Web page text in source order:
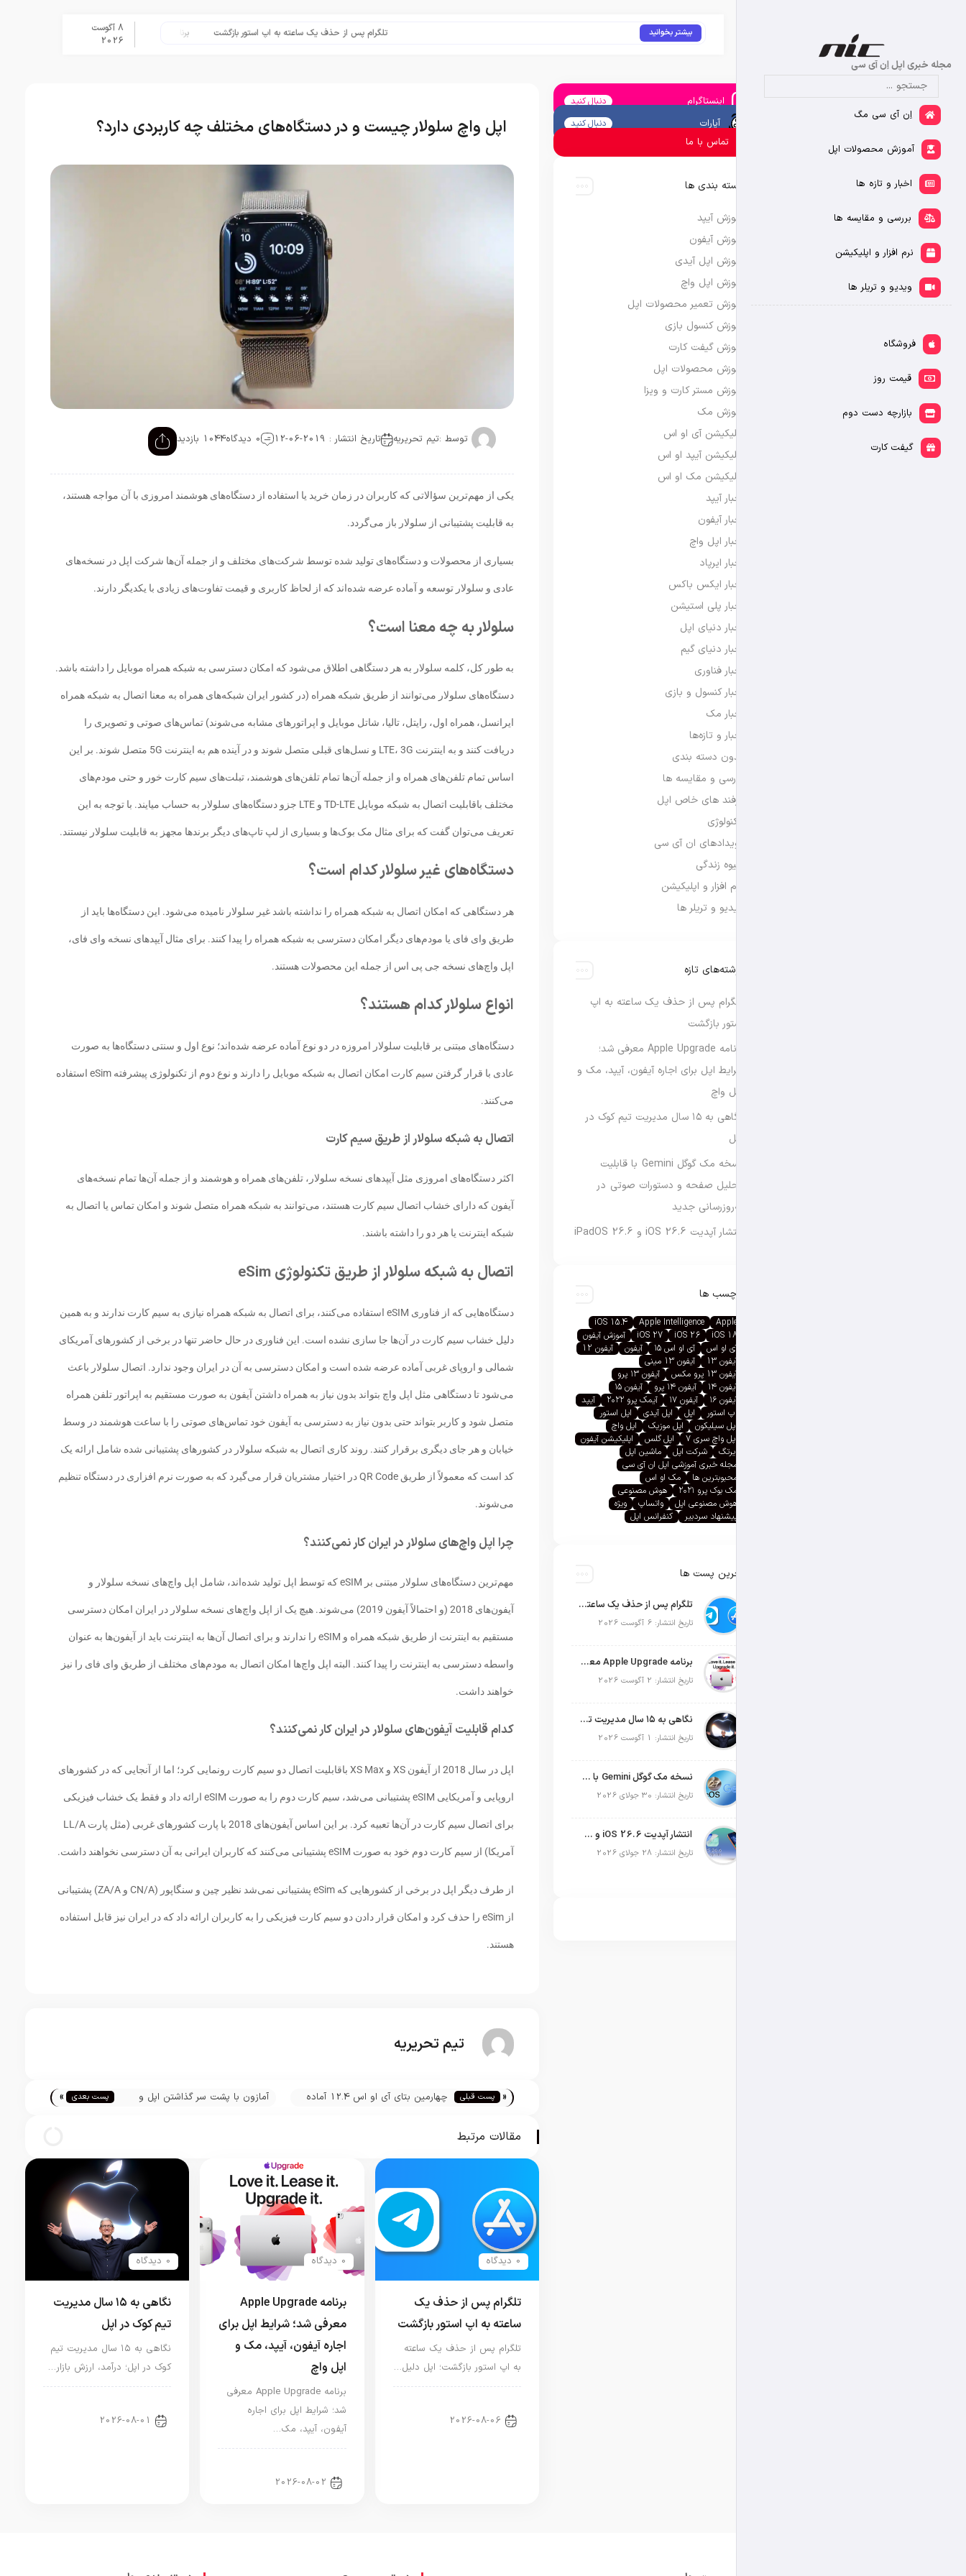
مجله خبری اپل اِن آی سی
اِن آی سی مگ
آموزش محصولات اپل
اخبار و تازه ها
بررسی و مقایسه ها
نرم افزار و اپلیکیشن
ویدیو و تریلر ها
فروشگاه
قیمت روز
بازارچه دست دوم
گیفت کارت
بیشتر بخوانید تلگرام پس از حذف یک ساعته به اپ استور بازگشت برنامه Apple Upgrade معرفی شد؛ شرایط اپل برای اجاره آیفون، آیپد، مک و اپل واچ
8 آگوست
2026
اپل واچ سلولار چیست و در دستگاه‌های مختلف چه کاربردی دارد؟
توسط :تیم تحریریه تاریخ انتشار : 2019-06-12 0 دیدگاه 1044 بازدید
یکی از مهم‌ترین سؤالاتی که کاربران در زمان خرید یا استفاده از دستگاه‌های هوشمند امروزی با آن مواجه هستند،
به قابلیت پشتیبانی از سلولار باز می‌گردد.
بسیاری از محصولات و دستگاه‌های تولید شده توسط شرکت‌های مختلف و از جمله آن‌ها شرکت اپل در نسخه‌های
عادی و سلولار توسعه و آماده عرضه شده‌اند که از لحاظ کاربری و قیمت تفاوت‌های زیادی با یکدیگر دارند.
سلولار به چه معنا است؟
به طور کل، کلمه سلولار به هر دستگاهی اطلاق می‌شود که امکان دسترسی به شبکه همراه موبایل را داشته باشد.
دستگاه‌های سلولار می‌توانند از طریق شبکه همراه (در کشور ایران شبکه‌های همراه به معنا اتصال به شبکه همراه
ایرانسل، همراه اول، رایتل، تالیا، شاتل موبایل و اپراتورهای مشابه می‌شوند) تماس‌های صوتی و تصویری را
دریافت کنند و به اینترنت LTE، 3G و نسل‌های قبلی متصل شوند و در آینده هم به اینترنت 5G متصل شوند. بر این
اساس تمام تلفن‌های همراه و از جمله آن‌ها تمام تلفن‌های هوشمند، تبلت‌های سیم کارت خور و حتی مودم‌های
مختلف باقابلیت اتصال به شبکه موبایل TD-LTE و LTE جزو دستگاه‌های سلولار به حساب میایند. با توجه به این
تعریف می‌توان گفت که برای مثال مک بوک‌ها و بسیاری از لپ تاپ‌های دیگر برندها مجهز به قابلیت سلولار نیستند.
دستگاه‌های غیر سلولار کدام است؟
هر دستگاهی که امکان اتصال به شبکه همراه را نداشته باشد غیر سلولار نامیده می‌شود. این دستگاه‌ها باید از
طریق وای فای یا مودم‌های دیگر امکان دسترسی به شبکه همراه را پیدا کنند. برای مثال آیپدهای نسخه وای فای،
اپل واچ‌های نسخه جی پی اس از جمله این محصولات هستند.
انواع سلولار کدام هستند؟
دستگاه‌های مبتنی بر قابلیت سلولار امروزه در دو نوع آماده عرضه شده‌اند؛ نوع اول و سنتی دستگاه‌ها به صورت
عادی با قرار گرفتن سیم کارت امکان اتصال به شبکه موبایل را دارند و نوع دوم از تکنولوژی پیشرفته eSim استفاده
می‌کنند.
اتصال به شبکه سلولار از طریق سیم کارت
اکثر دستگاه‌های امروزی مثل آیپدهای نسخه سلولار، تلفن‌های همراه و هوشمند و از جمله آن‌ها تمام نسخه‌های
آیفون که دارای خشاب اتصال سیم کارت هستند، می‌توانند به شبکه همراه متصل شوند و امکان تماس یا اتصال به
شبکه اینترنت یا هر دو را داشته باشند.
اتصال به شبکه سلولار از طریق تکنولوژی eSim
دستگاه‌هایی که از فناوری eSIM استفاده می‌کنند، برای اتصال به شبکه همراه نیازی به سیم کارت ندارند و به همین
دلیل خشاب سیم کارت در آن‌ها جا سازی نشده است. این فناوری در حال حاضر تنها در برخی از کشورهای آمریکای
شمالی و اروپای غربی آماده عرضه شده است و امکان دسترسی به آن در ایران وجود ندارد. اتصال سلولار باعث
می‌شود تا دستگاهی مثل اپل واچ بتواند بدون نیاز به همراه داشتن آیفون به صورت مستقیم به اپراتور تلفن همراه
متصل شود و کاربر بتواند حتی بدون نیاز به دسترسی به آیفون خود تماس‌های صوتی را با ساعت هوشمند در وسط
خیابان و هر جای دیگری برقرار کنند. روند کاری اتصال به شبکه سلولار در کشورهای پشتیبانی شده شامل ارائه یک
کد است که معمولاً از طریق QR Code در اختیار مشتریان قرار می‌گیرد که به صورت نرم افزاری در دستگاه تنظیم
می‌شوند.
چرا اپل واچ‌های سلولار در ایران کار نمی‌کنند؟
مهم‌ترین دستگاه‌های سلولار مبتنی بر eSIM که توسط اپل تولید شده‌اند، شامل اپل واچ‌های نسخه سلولار و
آیفون‌های 2018 (و احتمالاً آیفون 2019) می‌شوند. هیچ یک از اپل واچ‌های نسخه سلولار در ایران امکان دسترسی
مستقیم به اینترنت از طریق شبکه همراه و eSIM را ندارند و برای اتصال آن‌ها به اینترنت باید از آیفون‌ها به عنوان
واسطه دسترسی به اینترنت را پیدا کنند. البته اپل واچ‌ها امکان اتصال به مودم‌های مختلف از طریق وای فای را نیز
خواهند داشت.
کدام قابلیت آیفون‌های سلولار در ایران کار نمی‌کنند؟
اپل در سال 2018 از آیفون XS و XS Max باقابلیت اتصال دو سیم کارت رونمایی کرد؛ اما از آنجایی که در کشورهای
اروپایی و آمریکایی eSIM پشتیبانی می‌شد، سیم کارت دوم را به صورت eSIM ارائه داد و فقط یک خشاب فیزیکی
برای اتصال سیم کارت در آن‌ها تعبیه کرد. بر این اساس آیفون‌های 2018 با پارت کشورهای غربی (مثل پارت LL/A
آمریکا) از سیم کارت دوم خود به صورت eSIM پشتیبانی می‌کنند که کاربران ایرانی به آن دسترسی نخواهند داشت.
از طرف دیگر اپل در برخی از کشورهایی که eSim پشتیبانی نمی‌شد نظیر چین و سنگاپور (CN/A و ZA/A) پشتیبانی
از eSim را حذف کرد و امکان قرار دادن دو سیم کارت فیزیکی را به کاربران ارائه داد که در ایران نیز قابل استفاده
هستند.
تیم تحریریه
« پست قبلی
چهارمین بتای آی او اس 12.4 آماده
آمازون با پشت سر گذاشتن اپل و
پست بعدی »
مقالات مرتبط
0 دیدگاه
تلگرام پس از حذف یک
ساعته به اپ استور بازگشت
تلگرام پس از حذف یک ساعته
به اپ استور بازگشت؛ اپل دلیل…
2026-08-06
0 دیدگاه
برنامه Apple Upgrade
معرفی شد؛ شرایط اپل برای
اجاره آیفون، آیپد، مک و
اپل واچ
برنامه Apple Upgrade معرفی
شد؛ شرایط اپل برای اجاره
آیفون، آیپد، مک…
2026-08-02
0 دیدگاه
نگاهی به ۱۵ سال مدیریت
تیم کوک در اپل
نگاهی به ۱۵ سال مدیریت تیم
کوک در اپل؛ درآمد، ارزش بازار…
2026-08-01
اینستاگرام دنبال کنید
آپارات دنبال کنید
تماس با ما
دسته بندی ها
آموزش آیپد
آموزش آیفون
آموزش اپل آیدی
آموزش اپل واچ
آموزش تعمیر محصولات اپل
آموزش کنسول بازی
آموزش گیفت کارت
آموزش محصولات اپل
آموزش مستر کارت و ویزا
آموزش مک
اپلیکیشن آی او اس
اپلیکیشن آیپد او اس
اپلیکیشن مک او اس
اخبار آیپد
اخبار آیفون
اخبار اپل واچ
اخبار ایرپاد
اخبار ایکس باکس
اخبار پلی استیشن
اخبار دنیای اپل
اخبار دنیای گیم
اخبار فناوری
اخبار کنسول و بازی
اخبار مک
اخبار و تازه‌ها
بدون دسته بندی
بررسی و مقایسه ها
ترفند های خاص اپل
تکنولوژی
رویدادهای ان آی سی
شیوه زندگی
نرم افزار و اپلیکیشن
ویدیو و تریلر ها
نوشته‌های تازه
تلگرام پس از حذف یک ساعته به اپ
استور بازگشت
برنامه Apple Upgrade معرفی شد؛
شرایط اپل برای اجاره آیفون، آیپد، مک و
اپل واچ
نگاهی به ۱۵ سال مدیریت تیم کوک در
اپل
نسخه مک گوگل Gemini با قابلیت
تحلیل صفحه و دستورات صوتی در
به‌روزرسانی جدید
انتشار آپدیت iOS 26.6 و iPadOS 26.6
برچسب ها
Apple
Apple Intelligence
iOS 15.4
iOS 18
iOS 26
iOS 27
آموزش آیفون
آی او اس
آی او اس ۱۵ آیفون
آیفون 12
آیفون 13
آیفون 13 مینی
آیفون 13 پرو مکس
آیفون ۱۳ پرو
آیفون ۱۴
آیفون ۱۴ پرو
آیفون ۱۵
آیفون ۱۶
آیفون ۱۷ آیمک پرو ۲۰۲۲
آیپد
اپ استور
اپل اپل آیدی
اپل استور
اپل سیلیکون
اپل موزیک
اپل واچ
اپل واچ سری ۷
اپل گلس
اپلیکیشن آیفون
ایرتگ
شرکت اپل
ماشین اپل
مجله خبری آموزشی اپل ان آی سی
محبوبترین ها
مک او اس
مک بوک پرو ۲۰۲۱
هوش مصنوعی
هوش مصنوعی اپل
واتساپ
ویژه
پیشنهاد سردبیر
کنفرانس اپل
آخرین پست ها
تلگرام پس از حذف یک ساعته به اپ استور بازگشت
تاریخ انتشار: 6 آگوست 2026
برنامه Apple Upgrade معرفی شد؛ شرایط اپل برای اجاره آیفون، آیپد، مک و اپل واچ
تاریخ انتشار: 2 آگوست 2026
نگاهی به ۱۵ سال مدیریت تیم کوک در اپل
تاریخ انتشار: 1 آگوست 2026
نسخه مک گوگل Gemini با قابلیت تحلیل صفحه و دستورات صوتی در به‌روزرسانی جدید
تاریخ انتشار: 30 جولای 2026
انتشار آپدیت iOS 26.6 و iPadOS 26.6
تاریخ انتشار: 28 جولای 2026